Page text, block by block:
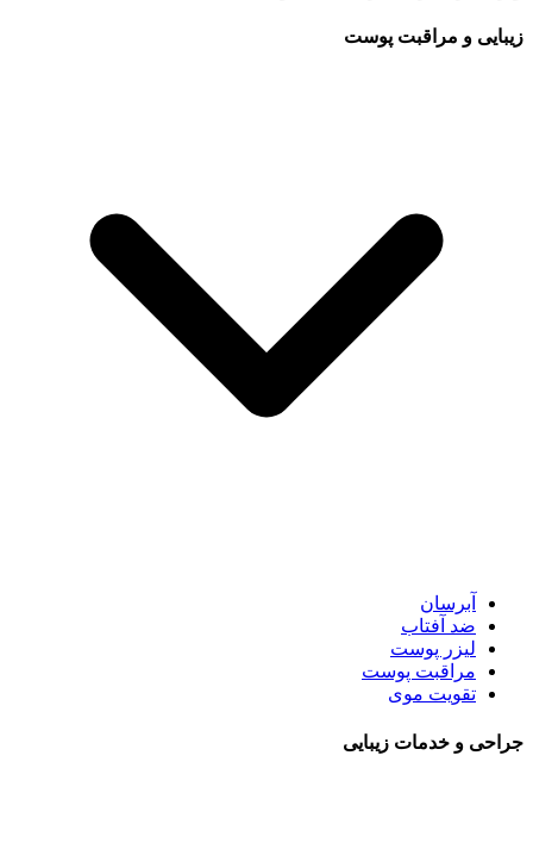
زیبایی و مراقبت پوست
آبرسان
ضد آفتاب
لیزر پوست
مراقبت پوست
تقویت موی
جراحی و خدمات زیبایی